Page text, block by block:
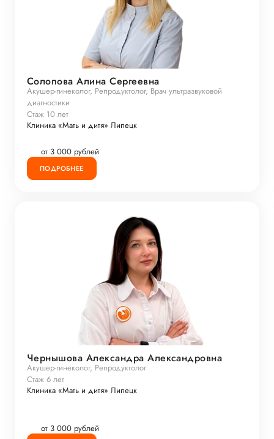
Солопова Алина Сергеевна
Акушер-гинеколог, Репродуктолог, Врач ультразвуковой
диагностики
Стаж 10 лет
Клиника «Мать и дитя» Липецк
от 3 000 рублей
ПОДРОБНЕЕ
Чернышова Александра Александровна
Акушер-гинеколог, Репродуктолог
Стаж 6 лет
Клиника «Мать и дитя» Липецк
от 3 000 рублей